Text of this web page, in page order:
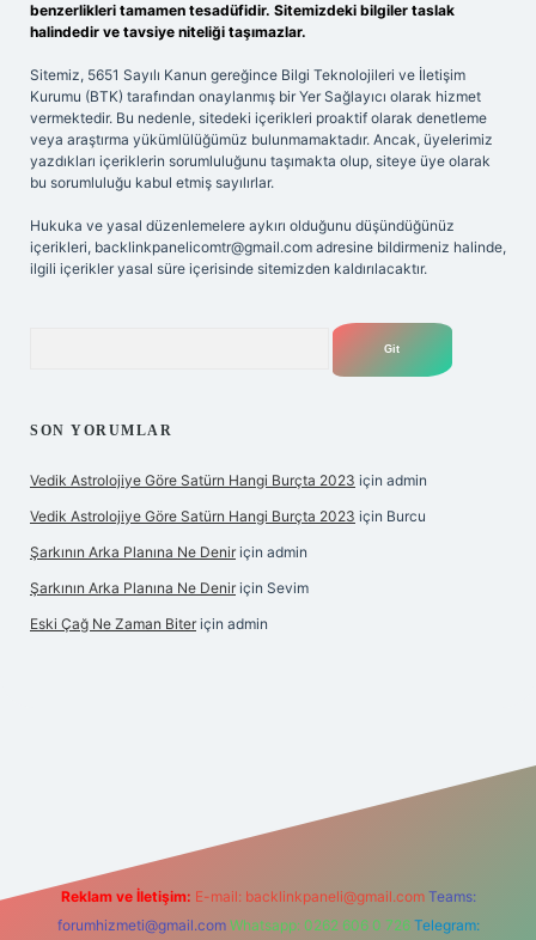
benzerlikleri tamamen tesadüfidir. Sitemizdeki bilgiler taslak
halindedir ve tavsiye niteliği taşımazlar.
Sitemiz, 5651 Sayılı Kanun gereğince Bilgi Teknolojileri ve İletişim
Kurumu (BTK) tarafından onaylanmış bir Yer Sağlayıcı olarak hizmet
vermektedir. Bu nedenle, sitedeki içerikleri proaktif olarak denetleme
veya araştırma yükümlülüğümüz bulunmamaktadır. Ancak, üyelerimiz
yazdıkları içeriklerin sorumluluğunu taşımakta olup, siteye üye olarak
bu sorumluluğu kabul etmiş sayılırlar.
Hukuka ve yasal düzenlemelere aykırı olduğunu düşündüğünüz
içerikleri, backlinkpanelicomtr@gmail.com adresine bildirmeniz halinde,
ilgili içerikler yasal süre içerisinde sitemizden kaldırılacaktır.
SON YORUMLAR
Vedik Astrolojiye Göre Satürn Hangi Burçta 2023 için admin
Vedik Astrolojiye Göre Satürn Hangi Burçta 2023 için Burcu
Şarkının Arka Planına Ne Denir için admin
Şarkının Arka Planına Ne Denir için Sevim
Eski Çağ Ne Zaman Biter için admin
Reklam ve İletişim: E-mail: backlinkpaneli@gmail.com Teams:
forumhizmeti@gmail.com Whatsapp: 0262 606 0 726 Telegram: